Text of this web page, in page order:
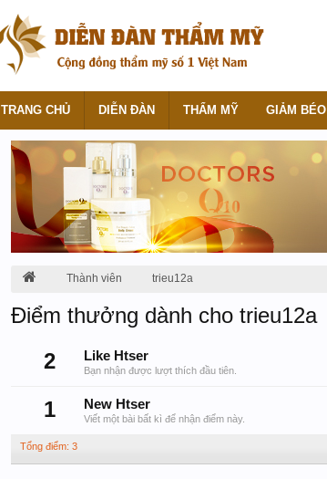
Thành viên trieu12a
Điểm thưởng dành cho trieu12a
2
Like Htser
Bạn nhận được lượt thích đầu tiên.
1 New Htser
Viết một bài bất kì để nhận điểm này.
Tổng điểm: 3
TRANG CHỦ DIỄN ĐÀN THẨM MỸ GIẢM BÉO